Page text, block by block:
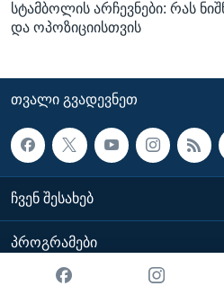
სტამბოლის არჩევნები: რას
და ოპოზიციისთვის
ᲗᲕᲐᲚᲘ ᲒᲕᲐᲓᲔᲕᲜᲔᲗ
ᲩᲕᲔᲜ ᲨᲔᲡᲐᲮᲔᲑ
ᲞᲠᲝᲒᲠᲐᲛᲔᲑᲘ